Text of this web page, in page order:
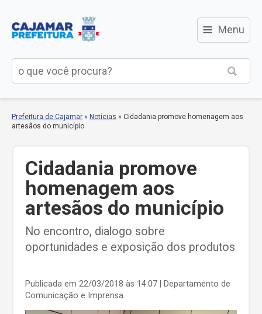
≡ Menu
Prefeitura de Cajamar » Notícias » Cidadania promove homenagem aos
artesãos do município
Cidadania promove
homenagem aos
artesãos do município
No encontro, dialogo sobre
oportunidades e exposição dos produtos
Publicada em 22/03/2018 às 14:07
| Departamento de
Comunicação e Imprensa